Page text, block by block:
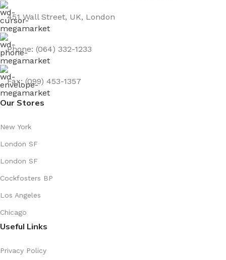
451 Wall Street, UK, London
Phone: (064) 332-1233
Fax: (099) 453-1357
Our Stores
New York
London SF
London SF
Cockfosters BP
Los Angeles
Chicago
Useful Links
Privacy Policy